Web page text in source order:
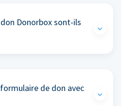
Donorbox sont-ils
de don avec